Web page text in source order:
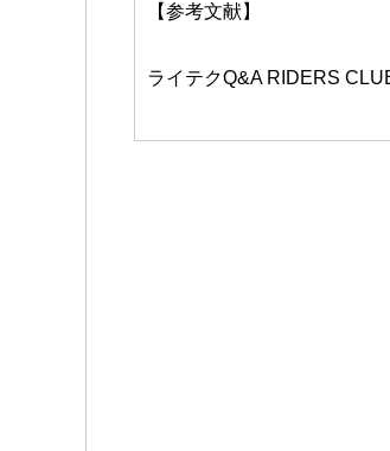
【参考文献】
ライテクQ&A RIDERS